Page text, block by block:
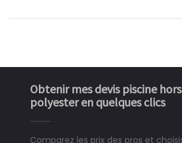
Obtenir mes devis piscine
polyester en quelques clics
Comparez les prix des pros et